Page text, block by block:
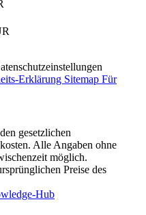
Erklärung Sitemap Für
gesetzlichen
Alle Angaben ohne
möglich.
Preise des
Hub